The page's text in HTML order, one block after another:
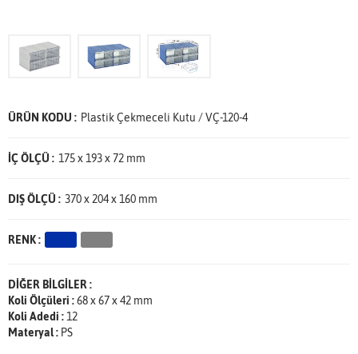
ÜRÜN KODU : Plastik Çekmeceli Kutu / VÇ-120-4
İÇ ÖLÇÜ : 175 x 193 x 72 mm
DIŞ ÖLÇÜ : 370 x 204 x 160 mm
RENK :
DİĞER BİLGİLER :
Koli Ölçüleri :68 x 67 x 42 mm
Koli Adedi :12
Materyal : PS